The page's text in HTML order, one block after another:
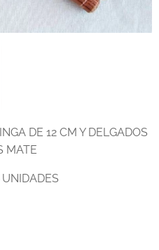
DE 12 CM Y DELGADOS
MATE